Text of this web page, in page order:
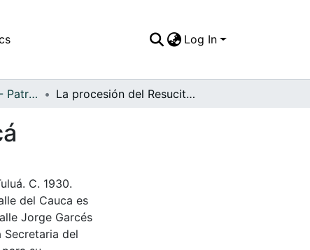
Log In
APFFVC - Desfiles - Patrimonial La procesión del Resucitado en la Plaza de Boyacá
C. 1930.
del Cauca es
Jorge Garcés
del